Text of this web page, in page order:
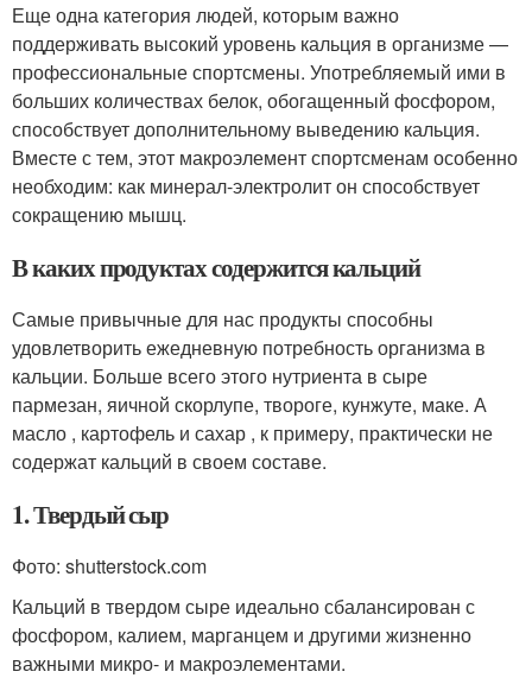
Еще одна категория людей, которым важно
поддерживать высокий уровень кальция в организме —
профессиональные спортсмены. Употребляемый ими в
больших количествах белок, обогащенный фосфором,
способствует дополнительному выведению кальция.
Вместе с тем, этот макроэлемент спортсменам особенно
необходим: как минерал-электролит он способствует
сокращению мышц.
В каких продуктах содержится кальций
Самые привычные для нас продукты способны
удовлетворить ежедневную потребность организма в
кальции. Больше всего этого нутриента в сыре
пармезан, яичной скорлупе, твороге, кунжуте, маке. А
масло , картофель и сахар , к примеру, практически не
содержат кальций в своем составе.
1. Твердый сыр
Фото: shutterstock.com
Кальций в твердом сыре идеально сбалансирован с
фосфором, калием, марганцем и другими жизненно
важными микро- и макроэлементами.